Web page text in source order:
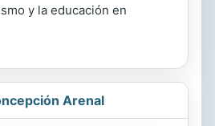
y la educación en
Arenal